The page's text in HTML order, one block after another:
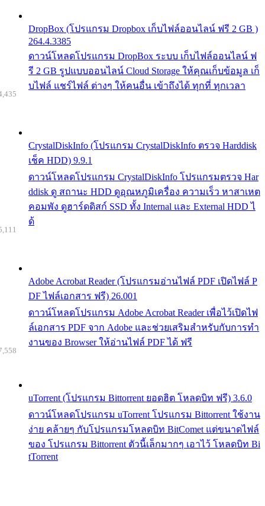
DropBox (โปรแกรม Dropbox เก็บไฟล์ออนไลน์ ฟรี 2 GB )
264.4.3385
ดาวน์โหลดโปรแกรม DropBox ระบบ เก็บไฟล์ออนไลน์ ฟ
รี 2 GB รูปแบบออนไลน์ Cloud Storage ให้คุณเก็บข้อมูล เก็
บไฟล์ แชร์ไฟล์ ต่างๆ ให้คนอื่น เข้าถึงได้ ทุกที่ ทุกเวลา
CrystalDiskInfo (โปรแกรม CrystalDiskInfo ตรวจ Harddisk
เช็ค HDD) 9.9.1
ดาวน์โหลดโปรแกรม CrystalDiskInfo โปรแกรมตรวจ Har
ddisk ดู สถานะ HDD ดูอุณหภูมิเครื่อง ความเร็ว หาสาเหต
คอมพัง ดูฮาร์ดดิสก์ SSD ทั้ง Internal และ External HDD ไ
ด้
Adobe Acrobat Reader (โปรแกรมอ่านไฟล์ PDF เปิดไฟล์ P
DF ไฟล์เอกสาร ฟรี) 26.001
ดาวน์โหลดโปรแกรม Adobe Acrobat Reader เพื่อไว้เปิดไฟ
ล์เอกสาร PDF จาก Adobe และช่วยเสริมสำหรับกับการทำ
งานของ Browser ให้อ่านไฟล์ PDF ได้ ฟรี
uTorrent (โปรแกรม Bittorrent ยอดฮิต โหลดบิท ฟรี) 3.6.0
ดาวน์โหลดโปรแกรม uTorrent โปรแกรม Bittorrent ใช้งาน
ง่าย คล้ายๆ กับโปรแกรมโหลดบิท BitComet แต่ขนาดไฟล์
ของ โปรแกรม Bittorrent ตัวนี้เล็กมากๆ เอาไว้ โหลดบิท Bi
tTorrent